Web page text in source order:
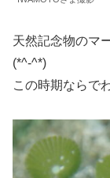
天然記念物のマ
(*^-^*)
この時期ならで